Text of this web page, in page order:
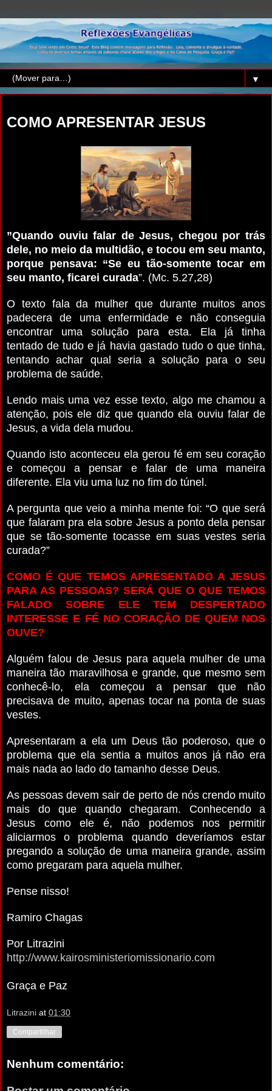
▼
COMO APRESENTAR JESUS
”Quando ouviu falar de Jesus, chegou por trás
dele, no meio da multidão, e tocou em seu manto,
porque pensava: “Se eu tão-somente tocar em
seu manto, ficarei curada”. (Mc. 5.27,28)
O texto fala da mulher que durante muitos anos
padecera de uma enfermidade e não conseguia
encontrar uma solução para esta. Ela já tinha
tentado de tudo e já havia gastado tudo o que tinha,
tentando achar qual seria a solução para o seu
problema de saúde.
Lendo mais uma vez esse texto, algo me chamou a
atenção, pois ele diz que quando ela ouviu falar de
Jesus, a vida dela mudou.
Quando isto aconteceu ela gerou fé em seu coração
e começou a pensar e falar de uma maneira
diferente. Ela viu uma luz no fim do túnel.
A pergunta que veio a minha mente foi: “O que será
que falaram pra ela sobre Jesus a ponto dela pensar
que se tão-somente tocasse em suas vestes seria
curada?”
COMO É QUE TEMOS APRESENTADO A JESUS
PARA AS PESSOAS? SERÁ QUE O QUE TEMOS
FALADO SOBRE ELE TEM DESPERTADO
INTERESSE E FÉ NO CORAÇÃO DE QUEM NOS
OUVE?
Alguém falou de Jesus para aquela mulher de uma
maneira tão maravilhosa e grande, que mesmo sem
conhecê-lo, ela começou a pensar que não
precisava de muito, apenas tocar na ponta de suas
vestes.
Apresentaram a ela um Deus tão poderoso, que o
problema que ela sentia a muitos anos já não era
mais nada ao lado do tamanho desse Deus.
As pessoas devem sair de perto de nós crendo muito
mais do que quando chegaram. Conhecendo a
Jesus como ele é, não podemos nos permitir
aliciarmos o problema quando deveríamos estar
pregando a solução de uma maneira grande, assim
como pregaram para aquela mulher.
Pense nisso!
Ramiro Chagas
Por Litrazini
http://www.kairosministeriomissionario.com
Graça e Paz
Litrazini at 01:30
Compartilhar
Nenhum comentário: